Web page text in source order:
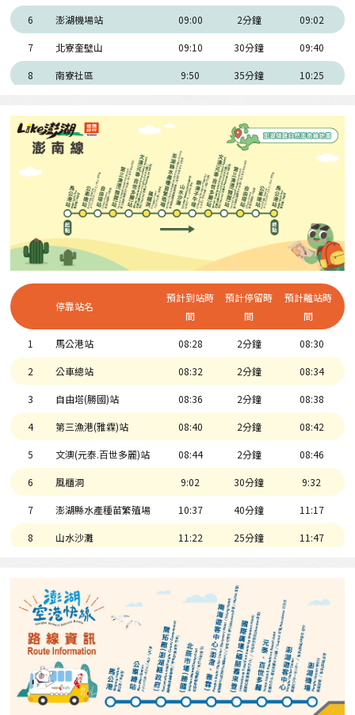
6 澎湖機場站 09:00 2分鐘 09:02
7 北寮奎壁山 09:10 30分鐘 09:40
8 南寮社區 9:50 35分鐘 10:25
6 澎湖機場站 2分鐘 11:23
10 澎湖生活博物館 11:35 45分鐘 12:20
文澳(元泰.百世多麗)站 12:22 2分鐘
第三漁港(雅霖)站 12:26 2分鐘
3 自由塔(勝國)站 12:32
2 公車總站 12:34 2分鐘 12:36
12:40
停靠站名
預計到站時
間
預計停留時
間
預計離站時
間
1 馬公港站 08:28 2分鐘 08:30
2 公車總站 08:32 2分鐘 08:34
3 自由塔(勝國)站 08:36 2分鐘 08:38
4 第三漁港(雅霖)站 08:40 2分鐘 08:42
5 文澳(元泰.百世多麗)站 08:44 2分鐘 08:46
6 風櫃洞 9:02 30分鐘 9:32
7 澎湖縣水產種苗繁殖場 10:37 40分鐘 11:17
8 山水沙灘 11:22 25分鐘 11:47
5 文澳(元泰.百世多麗)站 12:15 2分鐘
第三漁港(雅霖)站 2分鐘
3 自由塔(勝國)站 12:22 2分鐘 12:24
2 公車總站 12:26 2分鐘 12:28
1 馬公港站 12:30